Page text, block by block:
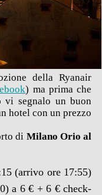
della Ryanair
) ma prima che
vi segnalo un buon
hotel con un prezzo
di Milano Orio al
(arrivo ore 17:55)
a 6 € + 6 € check-